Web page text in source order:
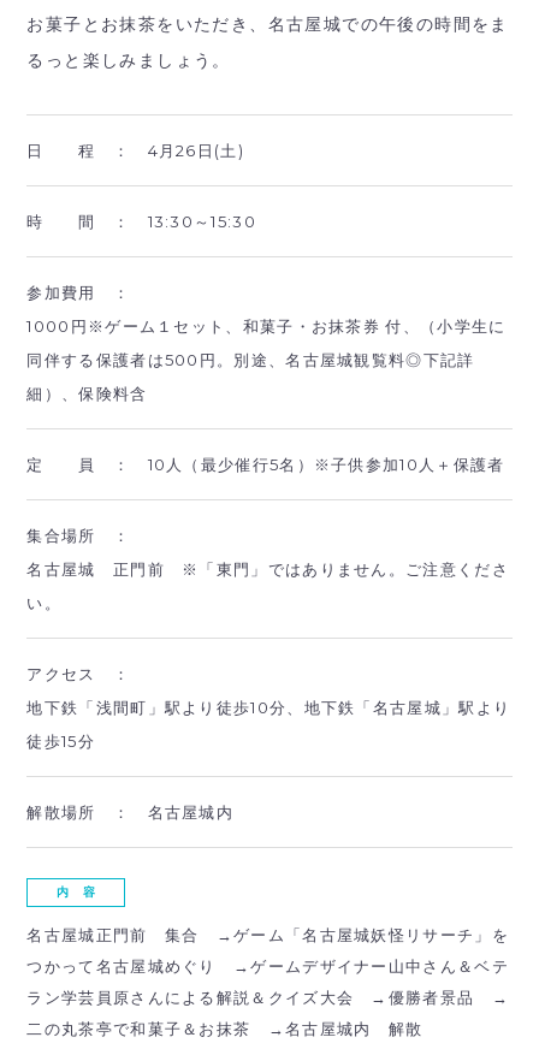
お菓子とお抹茶をいただき、名古屋城での午後の時間をま
るっと楽しみましょう。
日 程 ： 4月26日(土)
時 間 ： 13:30～15:30
参加費用 ：
1000円※ゲーム１セット、和菓子・お抹茶券 付、（小学生に
同伴する保護者は500円。別途、名古屋城観覧料◎下記詳
細）、保険料含
定 員 ： 10人（最少催行5名）※子供参加10人＋保護者
集合場所 ：
名古屋城 正門前 ※「東門」ではありません。ご注意くださ
い。
アクセス ：
地下鉄「浅間町」駅より徒歩10分、地下鉄「名古屋城」駅より
徒歩15分
解散場所 ： 名古屋城内
内 容
名古屋城正門前 集合 →ゲーム「名古屋城妖怪リサーチ」を
つかって名古屋城めぐり →ゲームデザイナー山中さん＆ベテ
ラン学芸員原さんによる解説＆クイズ大会 →優勝者景品 →
二の丸茶亭で和菓子＆お抹茶 →名古屋城内 解散